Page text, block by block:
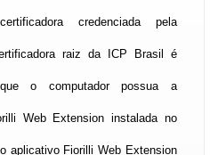
credenciada pela
raiz da ICP Brasil é
o computador possua a
Web Extension instalada no
aplicativo Fiorilli Web Extension